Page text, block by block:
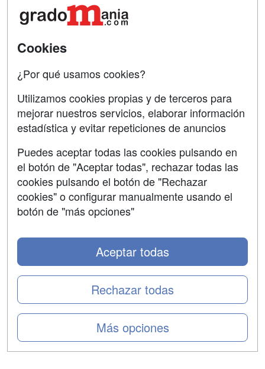
Tarifas publicidad
Contactar
Confidencialidad
Copyleft
SÍGUENOS EN:
Cookies
¿Por qué usamos cookies?
Utilizamos cookies propias y de terceros para
mejorar nuestros servicios, elaborar información
estadística y evitar repeticiones de anuncios
Puedes aceptar todas las cookies pulsando en
el botón de "Aceptar todas", rechazar todas las
cookies pulsando el botón de "Rechazar
cookies" o configurar manualmente usando el
botón de "más opciones"
Más opciones
Rechazar todas
Aceptar todas